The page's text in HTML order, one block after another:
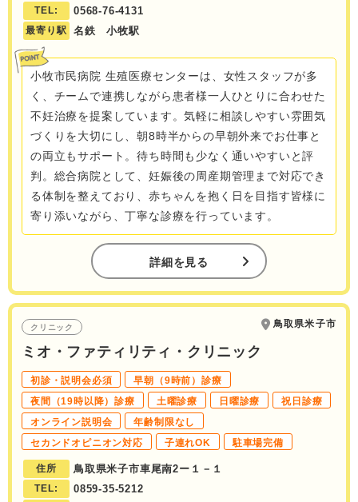
TEL: 0568-76-4131
最寄り駅 名鉄 小牧駅
小牧市民病院 生殖医療センターは、女性スタッフが多
く、チームで連携しながら患者様一人ひとりに合わせた
不妊治療を提案しています。気軽に相談しやすい雰囲気
づくりを大切にし、朝8時半からの早朝外来でお仕事と
の両立もサポート。待ち時間も少なく通いやすいと評
判。総合病院として、妊娠後の周産期管理まで対応でき
る体制を整えており、赤ちゃんを抱く日を目指す皆様に
寄り添いながら、丁寧な診療を行っています。
詳細を見る
クリニック 鳥取県米子市
ミオ・ファティリティ・クリニック
初診・説明会必須
早朝（9時前）診療
夜間（19時以降）診療
土曜診療 日曜診療
祝日診療
オンライン説明会
年齢制限なし
セカンドオピニオン対応
子連れOK 駐車場完備
住所 鳥取県米子市車尾南2ー１－１
TEL: 0859-35-5212